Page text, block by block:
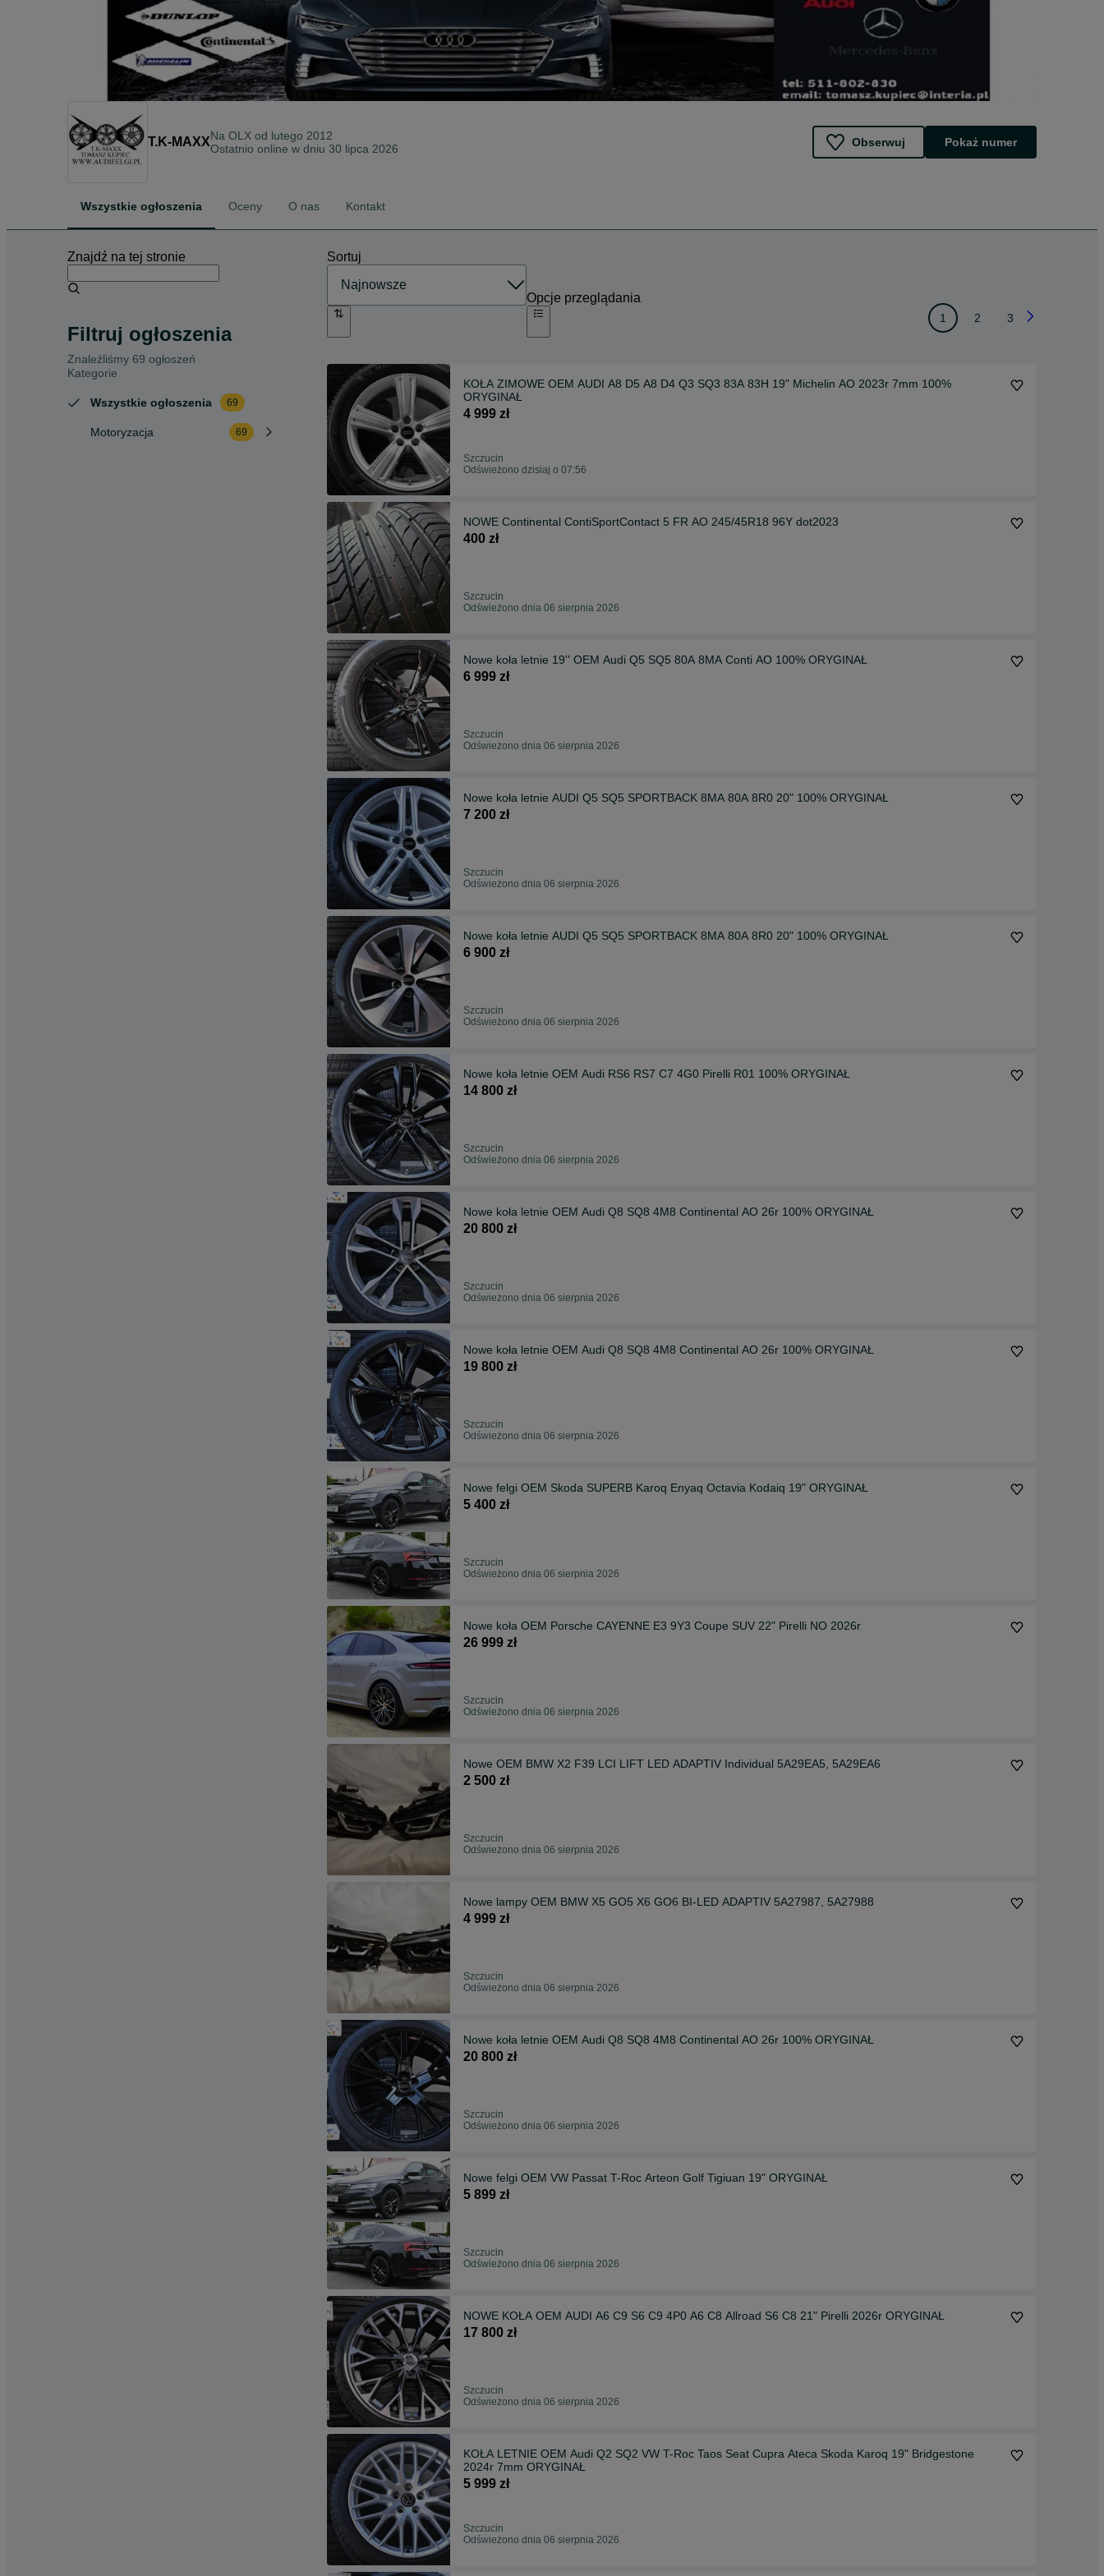
T.K-MAXXNa OLX od lutego 2012
Ostatnio online w dniu 30 lipca 2026
Obserwuj Pokaż numer
Wszystkie ogłoszenia Oceny O nas Kontakt
Znajdź na tej stronie
Filtruj ogłoszenia
Znaleźliśmy 69 ogłoszeń
Kategorie
Wszystkie ogłoszenia 69
Motoryzacja 69
Sortuj
Opcje przeglądania
1 2 3
KOŁA ZIMOWE OEM AUDI A8 D5 A8 D4 Q3 SQ3 83A 83H 19" Michelin AO 2023r 7mm 100%
ORYGINAŁ
4 999 zł
Szczucin
Odświeżono dzisiaj o 07:56
NOWE Continental ContiSportContact 5 FR AO 245/45R18 96Y dot2023
400 zł
Szczucin
Odświeżono dnia 06 sierpnia 2026
Nowe koła letnie 19'' OEM Audi Q5 SQ5 80A 8MA Conti AO 100% ORYGINAŁ
6 999 zł
Szczucin
Odświeżono dnia 06 sierpnia 2026
Nowe koła letnie AUDI Q5 SQ5 SPORTBACK 8MA 80A 8R0 20" 100% ORYGINAŁ
7 200 zł
Szczucin
Odświeżono dnia 06 sierpnia 2026
Nowe koła letnie AUDI Q5 SQ5 SPORTBACK 8MA 80A 8R0 20" 100% ORYGINAŁ
6 900 zł
Szczucin
Odświeżono dnia 06 sierpnia 2026
Nowe koła letnie OEM Audi RS6 RS7 C7 4G0 Pirelli R01 100% ORYGINAŁ
14 800 zł
Szczucin
Odświeżono dnia 06 sierpnia 2026
Nowe koła letnie OEM Audi Q8 SQ8 4M8 Continental AO 26r 100% ORYGINAŁ
20 800 zł
Szczucin
Odświeżono dnia 06 sierpnia 2026
Nowe koła letnie OEM Audi Q8 SQ8 4M8 Continental AO 26r 100% ORYGINAŁ
19 800 zł
Szczucin
Odświeżono dnia 06 sierpnia 2026
Nowe felgi OEM Skoda SUPERB Karoq Enyaq Octavia Kodaiq 19" ORYGINAŁ
5 400 zł
Szczucin
Odświeżono dnia 06 sierpnia 2026
Nowe koła OEM Porsche CAYENNE E3 9Y3 Coupe SUV 22" Pirelli NO 2026r
26 999 zł
Szczucin
Odświeżono dnia 06 sierpnia 2026
Nowe OEM BMW X2 F39 LCI LIFT LED ADAPTIV Individual 5A29EA5, 5A29EA6
2 500 zł
Szczucin
Odświeżono dnia 06 sierpnia 2026
Nowe lampy OEM BMW X5 GO5 X6 GO6 BI-LED ADAPTIV 5A27987, 5A27988
4 999 zł
Szczucin
Odświeżono dnia 06 sierpnia 2026
Nowe koła letnie OEM Audi Q8 SQ8 4M8 Continental AO 26r 100% ORYGINAŁ
20 800 zł
Szczucin
Odświeżono dnia 06 sierpnia 2026
Nowe felgi OEM VW Passat T-Roc Arteon Golf Tigiuan 19" ORYGINAŁ
5 899 zł
Szczucin
Odświeżono dnia 06 sierpnia 2026
NOWE KOŁA OEM AUDI A6 C9 S6 C9 4P0 A6 C8 Allroad S6 C8 21" Pirelli 2026r ORYGINAŁ
17 800 zł
Szczucin
Odświeżono dnia 06 sierpnia 2026
KOŁA LETNIE OEM Audi Q2 SQ2 VW T-Roc Taos Seat Cupra Ateca Skoda Karoq 19" Bridgestone
2024r 7mm ORYGINAŁ
5 999 zł
Szczucin
Odświeżono dnia 06 sierpnia 2026